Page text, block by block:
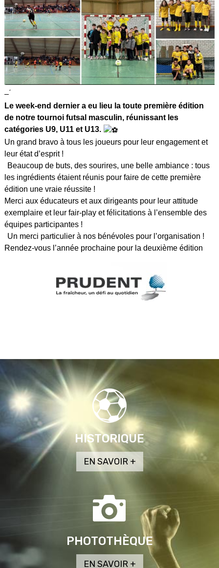
– ́
Le week-end dernier a eu lieu la toute première édition
de notre tournoi futsal masculin, réunissant les
catégories U9, U11 et U13.
Un grand bravo à tous les joueurs pour leur engagement et
leur état d’esprit !
Beaucoup de buts, des sourires, une belle ambiance : tous
les ingrédients étaient réunis pour faire de cette première
édition une vraie réussite !
Merci aux éducateurs et aux dirigeants pour leur attitude
exemplaire et leur fair-play et félicitations à l’ensemble des
équipes participantes !
Un merci particulier à nos bénévoles pour l’organisation !
Rendez-vous l’année prochaine pour la deuxième édition
HISTORIQUE
PHOTOTHÈQUE